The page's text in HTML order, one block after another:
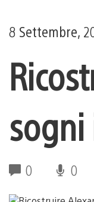
8 Settembre,
sogni
0 0